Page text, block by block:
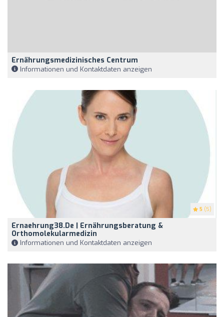
Ernährungsmedizinisches Centrum
Informationen und Kontaktdaten anzeigen
5 (5)
Ernaehrung38.de | Ernährungsberatung &
Orthomolekularmedizin
Informationen und Kontaktdaten anzeigen